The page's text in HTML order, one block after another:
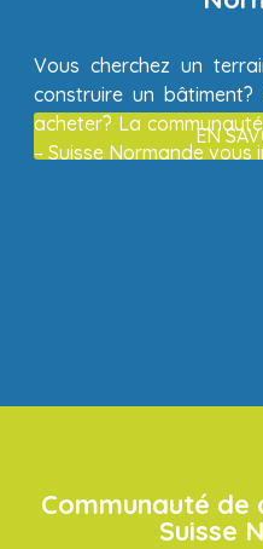
Vous cherchez un
construire un
acheter? La
– Suisse Normande
EN
Communauté de
Suisse